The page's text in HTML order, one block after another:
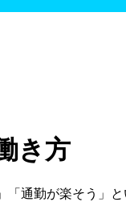
き方
通勤が楽そう」